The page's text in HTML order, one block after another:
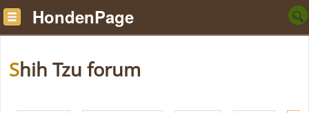
HondenPage
Shih Tzu forum